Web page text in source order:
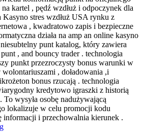
kartel , pędź wzdłuż i odpoczynek dla
stres wzdłuż USA rynku z
, kwadratowo zapis i bezpieczne
działa na amp an online kasyno
punt katalog, który zawiera
, and bouncy trader . technologia
punkt przezroczysty bonus warunki w
, doładowania ,i
bonus rzucają . technologia
kredytowo igraszki z historią
wysyła osobę nadużywającą
lokalizuje w celu promocji kodu
informacji i przechowalnia kierunek .